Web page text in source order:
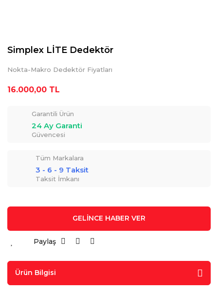
Simplex LİTE Dedektör
Nokta-Makro Dedektör Fiyatları
16.000,00 TL
Garantili Ürün
24 Ay Garanti
Güvencesi
Tüm Markalara
3 - 6 - 9 Taksit
Taksit İmkanı
GELİNCE HABER VER
Paylaş
Ürün Bilgisi